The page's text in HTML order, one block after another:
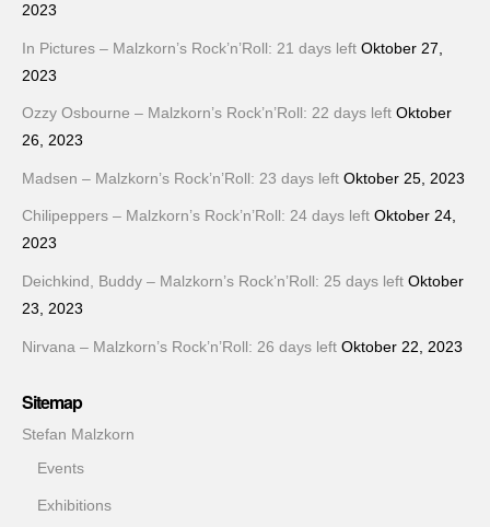
2023
In Pictures – Malzkorn’s Rock’n’Roll: 21 days left Oktober 27,
2023
Ozzy Osbourne – Malzkorn’s Rock’n’Roll: 22 days left Oktober
26, 2023
Madsen – Malzkorn’s Rock’n’Roll: 23 days left Oktober 25, 2023
Chilipeppers – Malzkorn’s Rock’n’Roll: 24 days left Oktober 24,
2023
Deichkind, Buddy – Malzkorn’s Rock’n’Roll: 25 days left Oktober
23, 2023
Nirvana – Malzkorn’s Rock’n’Roll: 26 days left Oktober 22, 2023
Sitemap
Stefan Malzkorn
Events
Exhibitions